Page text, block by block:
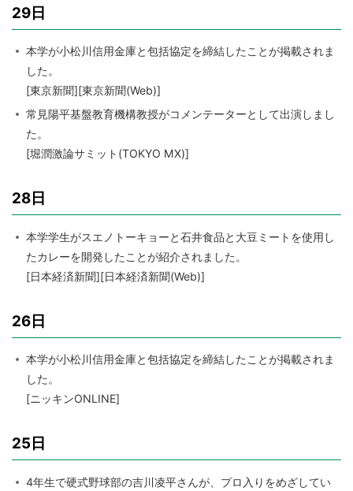
29日
本学が小松川信用金庫と包括協定を締結したことが掲載されま
した。
[東京新聞][東京新聞(Web)]
常見陽平基盤教育機構教授がコメンテーターとして出演しまし
た。
[堀潤激論サミット(TOKYO MX)]
28日
本学学生がスエノトーキョーと石井食品と大豆ミートを使用し
たカレーを開発したことが紹介されました。
[日本経済新聞][日本経済新聞(Web)]
26日
本学が小松川信用金庫と包括協定を締結したことが掲載されま
した。
[ニッキンONLINE]
25日
4年生で硬式野球部の吉川凌平さんが、プロ入りをめざしてい